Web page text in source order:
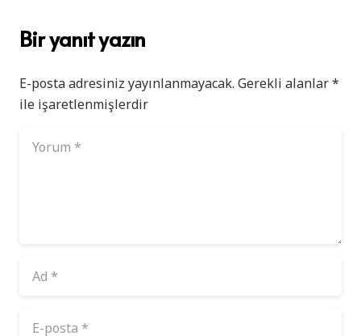
Bir yanıt yazın
E-posta adresiniz yayınlanmayacak. Gerekli alanlar*
ile işaretlenmişlerdir